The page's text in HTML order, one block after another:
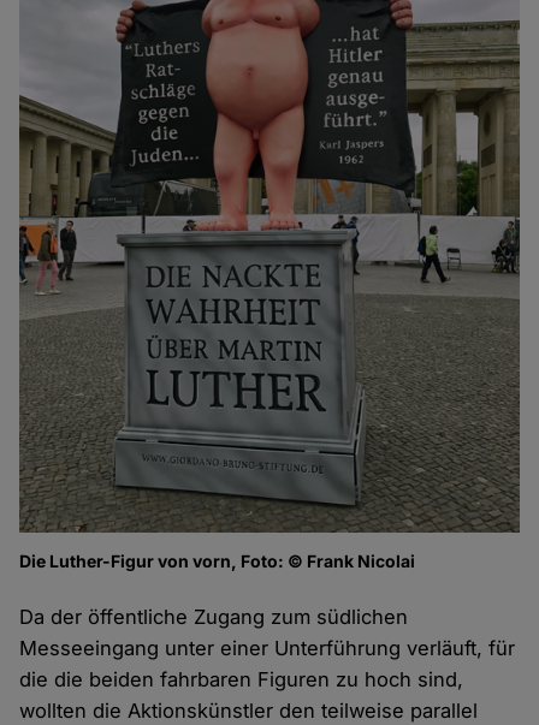
Die Luther-Figur von vorn, Foto: © Frank Nicolai
Da der öffentliche Zugang zum südlichen
Messeeingang unter einer Unterführung verläuft, für
die die beiden fahrbaren Figuren zu hoch sind,
wollten die Aktionskünstler den teilweise parallel